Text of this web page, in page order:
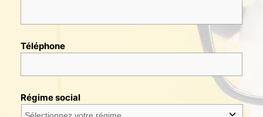
Téléphone
Régime social